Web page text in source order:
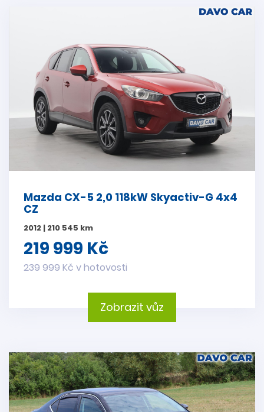
Mazda CX-5 2,0 118kW Skyactiv-G 4x4
CZ
2012 | 210 545 km
219 999 Kč
239 999 Kč v hotovosti
Zobrazit vůz